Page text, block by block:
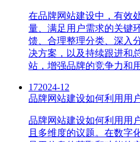
在品牌网站建设中，有效
量、满足用户需求的关键
馈、合理整理分类、深入
决方案，以及持续跟进和
站，增强品牌的竞争力和
172024-12
品牌网站建设如何利用用
品牌网站建设如何利用用
且多维度的议题。在数字